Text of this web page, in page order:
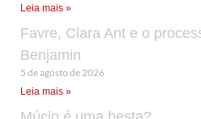
Leia mais »
Favre, Clara Ant e o
Benjamin
5 de agosto de 2026
Leia mais »